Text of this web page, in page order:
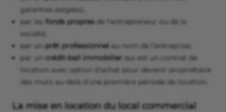
garanties exigées),
par les fonds propres de l’entrepreneur ou de la
société,
par un prêt professionnel au nom de l’entreprise,
par un crédit-bail immobilier qui est un contrat de
location avec option d’achat pour devenir propriétaire
des murs au-delà d’une première période de location.
La mise en location du local commercial